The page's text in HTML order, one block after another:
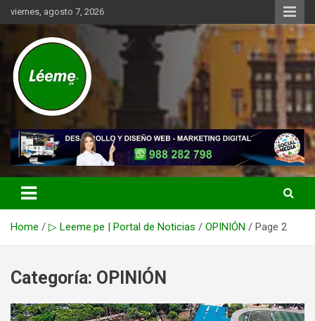
Skip
to
viernes, agosto 7, 2026
Léeme.pe
Noticias de actualidad del mundo distrital, vecinal, municipal y de
negocios a nivel de Lima Metropolitana, sin descuidar las noticias
de alcance nacional.
Home ▷ Leeme.pe | Portal de Noticias OPINIÓN Page 2
Categoría: OPINIÓN